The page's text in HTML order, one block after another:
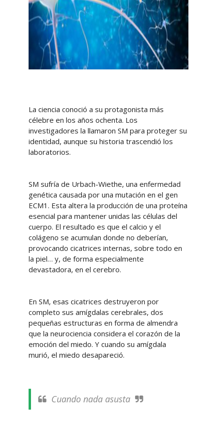
La ciencia conoció a su protagonista más
célebre en los años ochenta. Los
investigadores la llamaron SM para proteger su
identidad, aunque su historia trascendió los
laboratorios.
SM sufría de Urbach-Wiethe, una enfermedad
genética causada por una mutación en el gen
ECM1. Esta altera la producción de una proteína
esencial para mantener unidas las células del
cuerpo. El resultado es que el calcio y el
colágeno se acumulan donde no deberían,
provocando cicatrices internas, sobre todo en
la piel… y, de forma especialmente
devastadora, en el cerebro.
En SM, esas cicatrices destruyeron por
completo sus amígdalas cerebrales, dos
pequeñas estructuras en forma de almendra
que la neurociencia considera el corazón de la
emoción del miedo. Y cuando su amígdala
murió, el miedo desapareció.
Cuando nada asusta